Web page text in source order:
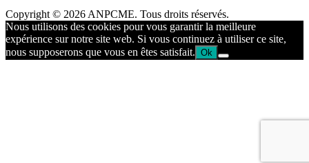
Copyright © 2026 ANPCME. Tous droits réservés.
Nous utilisons des cookies pour vous garantir la meilleure
expérience sur notre site web. Si vous continuez à utiliser ce site,
nous supposerons que vous en êtes satisfait. Ok